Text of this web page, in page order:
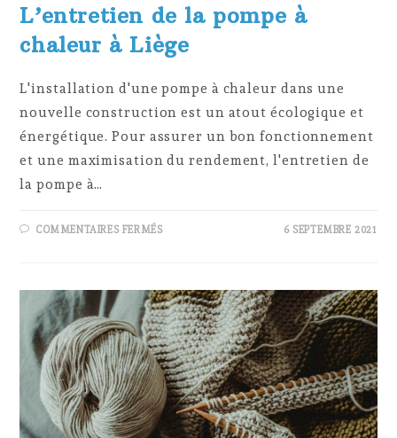
L’entretien de la pompe à
chaleur à Liège
L'installation d'une pompe à chaleur dans une
nouvelle construction est un atout écologique et
énergétique. Pour assurer un bon fonctionnement
et une maximisation du rendement, l'entretien de
la pompe à…
COMMENTAIRES FERMÉSSUR
CHALEUR
À
LIÈGE
6 SEPTEMBRE 2021